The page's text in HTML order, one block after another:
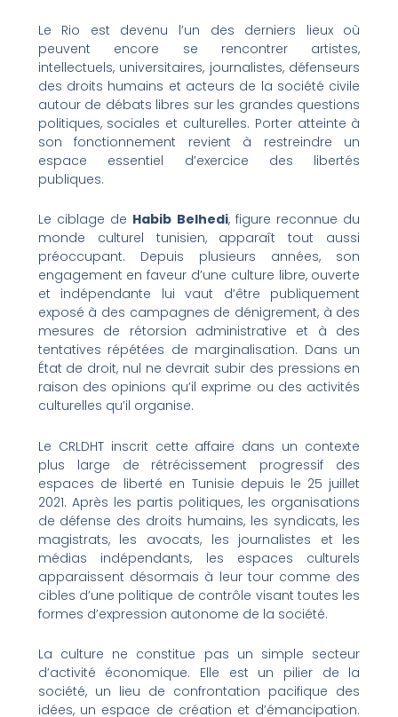
Le Rio est devenu l’un des derniers lieux où
peuvent encore se rencontrer artistes,
intellectuels, universitaires, journalistes, défenseurs
des droits humains et acteurs de la société civile
autour de débats libres sur les grandes questions
politiques, sociales et culturelles. Porter atteinte à
son fonctionnement revient à restreindre un
espace essentiel d’exercice des libertés
publiques.
Le ciblage de Habib Belhedi, figure reconnue du
monde culturel tunisien, apparaît tout aussi
préoccupant. Depuis plusieurs années, son
engagement en faveur d’une culture libre, ouverte
et indépendante lui vaut d’être publiquement
exposé à des campagnes de dénigrement, à des
mesures de rétorsion administrative et à des
tentatives répétées de marginalisation. Dans un
État de droit, nul ne devrait subir des pressions en
raison des opinions qu’il exprime ou des activités
culturelles qu’il organise.
Le CRLDHT inscrit cette affaire dans un contexte
plus large de rétrécissement progressif des
espaces de liberté en Tunisie depuis le 25 juillet
2021. Après les partis politiques, les organisations
de défense des droits humains, les syndicats, les
magistrats, les avocats, les journalistes et les
médias indépendants, les espaces culturels
apparaissent désormais à leur tour comme des
cibles d’une politique de contrôle visant toutes les
formes d’expression autonome de la société.
La culture ne constitue pas un simple secteur
d’activité économique. Elle est un pilier de la
société, un lieu de confrontation pacifique des
idées, un espace de création et d’émancipation.